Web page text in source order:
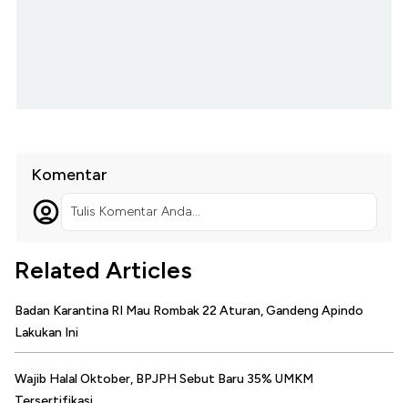
Komentar
Tulis Komentar Anda...
Related Articles
Badan Karantina RI Mau Rombak 22 Aturan, Gandeng Apindo
Lakukan Ini
Wajib Halal Oktober, BPJPH Sebut Baru 35% UMKM